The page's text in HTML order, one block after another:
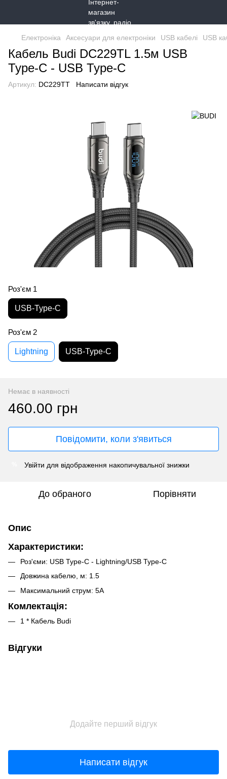
Електроніка Аксесуари для електроніки USB кабелі USB
Кабель Budi DC229TL 1.5м USB
Type-C - USB Type-C
Артикул: DC229TT Написати відгук
Роз'єм 1
USB-Type-C
Роз'єм 2
Lightning USB-Type-C
Немає в наявності
460.00 грн
Повідомити, коли з'явиться
Увійти для відображення накопичувальної знижки
До обраного Порівняти
Опис
Характеристики:
Роз'єми: USB Type-C - Lightning/USB Type-C
Довжина кабелю, м: 1.5
Максимальний струм: 5А
Комлектація:
1 * Кабель Budi
Відгуки
Додайте перший відгук
Написати відгук